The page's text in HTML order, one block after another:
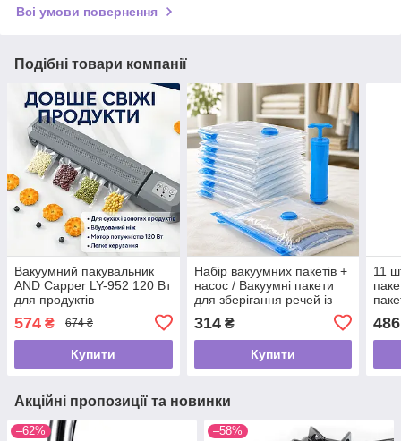
Всі умови повернення
Подібні товари компанії
Вакуумний пакувальник
AND Capper LY-952 120 Вт
для продуктів
574 ₴ 674 ₴
Купити
Набір вакуумних пакетів +
насос / Вакуумні пакети
для зберігання речей із
314₴
Купити
11
486
Акційні пропозиції та новинки
–62% –58%